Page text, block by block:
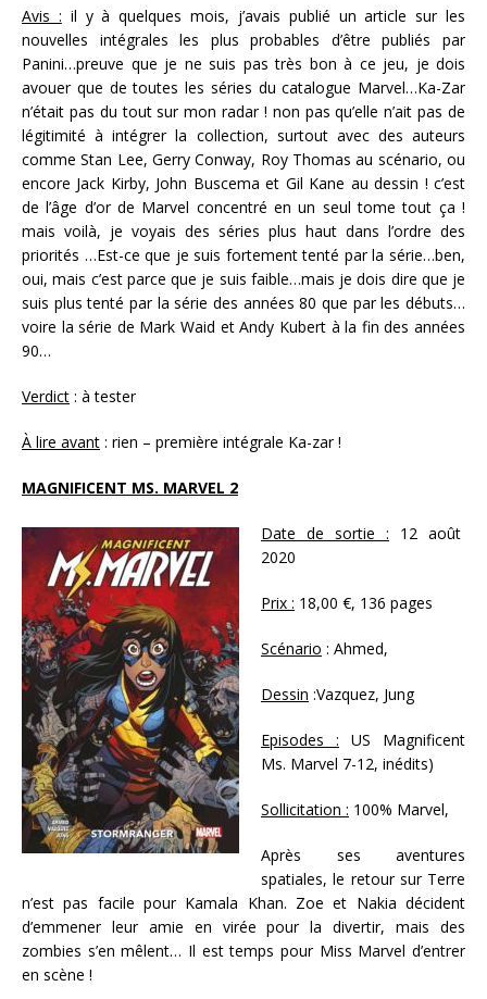
Avis : il y à quelques mois, j’avais publié un article sur les
nouvelles intégrales les plus probables d’être publiés par
Panini…preuve que je ne suis pas très bon à ce jeu, je dois
avouer que de toutes les séries du catalogue Marvel…Ka-Zar
n’était pas du tout sur mon radar ! non pas qu’elle n’ait pas de
légitimité à intégrer la collection, surtout avec des auteurs
comme Stan Lee, Gerry Conway, Roy Thomas au scénario, ou
encore Jack Kirby, John Buscema et Gil Kane au dessin ! c’est
de l’âge d’or de Marvel concentré en un seul tome tout ça !
mais voilà, je voyais des séries plus haut dans l’ordre des
priorités …Est-ce que je suis fortement tenté par la série…ben,
oui, mais c’est parce que je suis faible…mais je dois dire que je
suis plus tenté par la série des années 80 que par les débuts…
voire la série de Mark Waid et Andy Kubert à la fin des années
90…
Verdict : à tester
À lire avant : rien – première intégrale Ka-zar !
MAGNIFICENT MS. MARVEL 2
Date de sortie : 12 août
2020
Prix : 18,00 €, 136 pages
Scénario : Ahmed,
Dessin :Vazquez, Jung
Episodes : US Magnificent
Ms. Marvel 7-12, inédits)
Sollicitation : 100% Marvel,
Après ses aventures
spatiales, le retour sur Terre
n’est pas facile pour Kamala Khan. Zoe et Nakia décident
d’emmener leur amie en virée pour la divertir, mais des
zombies s’en mêlent… Il est temps pour Miss Marvel d’entrer
en scène !